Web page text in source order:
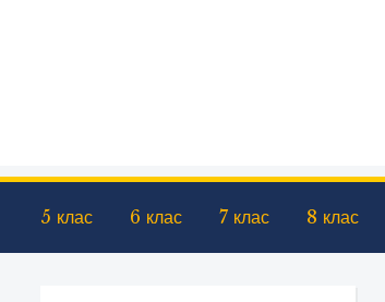
5 клас 6 клас 7 клас 8 клас